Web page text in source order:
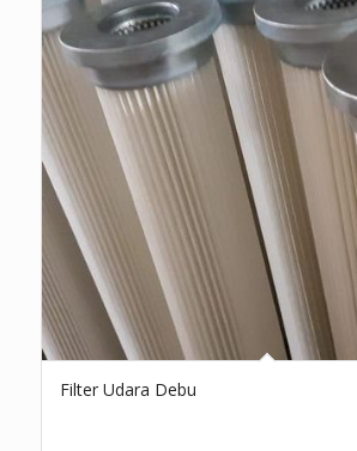
Filter Udara Debu